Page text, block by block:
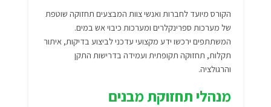
הקורס מיועד לחברות ואנשי צוות המבצעים תחזוקה שוטפת
של מערכות ספרינקלרים ומערכות כיבוי אש במים.
המשתתפים ירכשו ידע מקצועי עדכני לביצוע בדיקות, איתור
תקלות, תחזוקה תקופתית ועמידה בדרישות התקן
והרגולציה.
מנהלי תחזוקת מבנים